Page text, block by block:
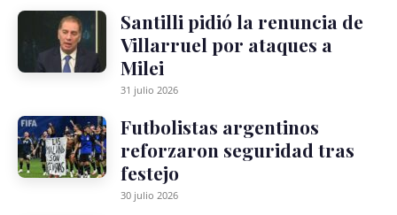
Santilli pidió la renuncia de
Villarruel por ataques a
Milei
31 julio 2026
Futbolistas argentinos
reforzaron seguridad tras
festejo
30 julio 2026